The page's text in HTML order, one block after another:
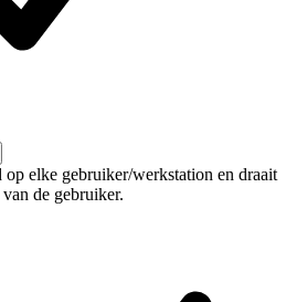
op elke gebruiker/werkstation en draait
de gebruiker.